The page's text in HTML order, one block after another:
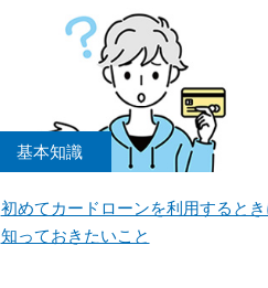
基本知識
初めてカードローンを利用するとき
知っておきたいこと